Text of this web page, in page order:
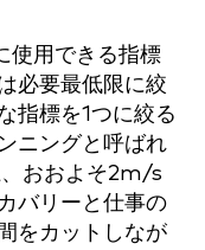
用できる指標
必要最低限に絞
指標を1つに絞る
ニングと呼ばれ
おおよそ2m/s
バリーと仕事の
をカットしなが